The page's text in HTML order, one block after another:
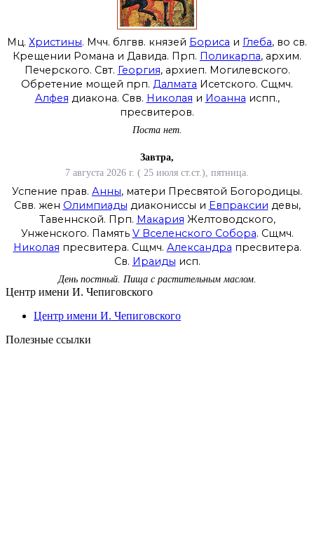
Мц. Христины. Мчч. блгвв. князей Бориса и Глеба, во св.
Крещении Романа и Давида. Прп. Поликарпа, архим.
Печерского. Свт. Георгия, архиеп. Могилевского.
Обретение мощей прп. Далмата Исетского. Сщмч.
Алфея диакона. Свв. Николая и Иоанна испп.,
пресвитеров.
Поста нет.
Завтра,
7 августа 2026 г. ( 25 июля ст.ст.), пятница.
Успение прав. Анны, матери Пресвятой Богородицы.
Свв. жен Олимпиады диакониссы и Евпраксии девы,
Тавеннской. Прп. Макария Желтоводского,
Унженского. Память V Вселенского Собора. Сщмч.
Николая пресвитера. Сщмч. Александра пресвитера.
Св. Ираиды исп.
День постный. Пища с растительным маслом.
Центр имени И. Чепиговского
Центр имени И. Чепиговского
Полезные ссылки